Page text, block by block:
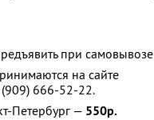
при самовывозе
на сайте
(909) 666-52-22.
Петербург — 550р.